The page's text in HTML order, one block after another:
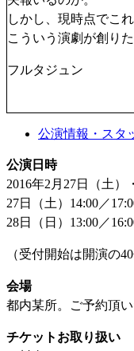
しかし、現時点でこ
こういう演劇が創り
フルタジュン
公演情報・スタ
公演日時
2016年2月27日（土）
27日（土）14:00／
28日（日）13:00／
（受付開始は開演の
会場
都内某所。ご予約頂
チケットお取り扱い